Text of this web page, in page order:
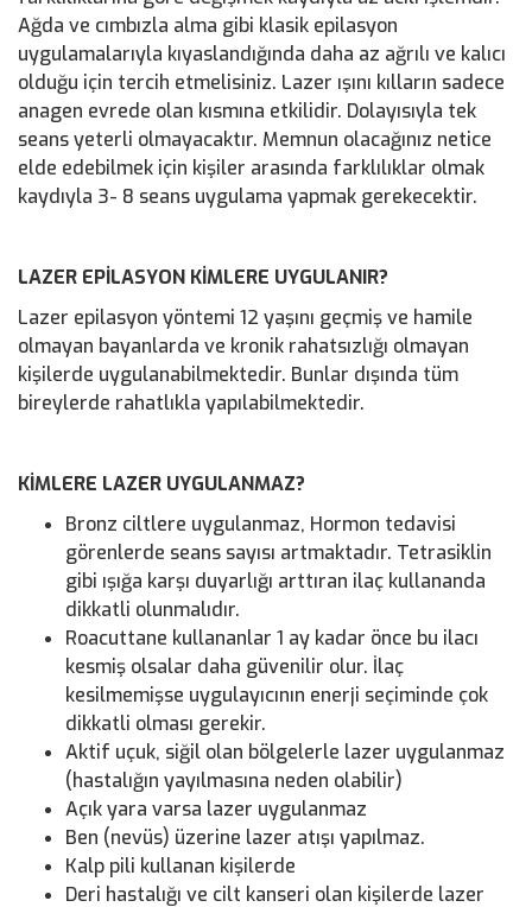
Ağda ve cımbızla alma gibi klasik epilasyon
uygulamalarıyla kıyaslandığında daha az ağrılı ve kalıcı
olduğu için tercih etmelisiniz. Lazer ışını kılların sadece
anagen evrede olan kısmına etkilidir. Dolayısıyla tek
seans yeterli olmayacaktır. Memnun olacağınız netice
elde edebilmek için kişiler arasında farklılıklar olmak
kaydıyla 3- 8 seans uygulama yapmak gerekecektir.
LAZER EPİLASYON KİMLERE UYGULANIR?
Lazer epilasyon yöntemi 12 yaşını geçmiş ve hamile
olmayan bayanlarda ve kronik rahatsızlığı olmayan
kişilerde uygulanabilmektedir. Bunlar dışında tüm
bireylerde rahatlıkla yapılabilmektedir.
KİMLERE LAZER UYGULANMAZ?
Bronz ciltlere uygulanmaz, Hormon tedavisi
görenlerde seans sayısı artmaktadır. Tetrasiklin
gibi ışığa karşı duyarlığı arttıran ilaç kullananda
dikkatli olunmalıdır.
Roacuttane kullananlar 1 ay kadar önce bu ilacı
kesmiş olsalar daha güvenilir olur. İlaç
kesilmemişse uygulayıcının enerji seçiminde çok
dikkatli olması gerekir.
Aktif uçuk, siğil olan bölgelerle lazer uygulanmaz
(hastalığın yayılmasına neden olabilir)
Açık yara varsa lazer uygulanmaz
Ben (nevüs) üzerine lazer atışı yapılmaz.
Kalp pili kullanan kişilerde
Deri hastalığı ve cilt kanseri olan kişilerde lazer